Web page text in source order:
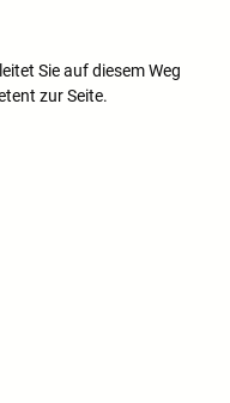
Sie auf diesem Weg
zur Seite.